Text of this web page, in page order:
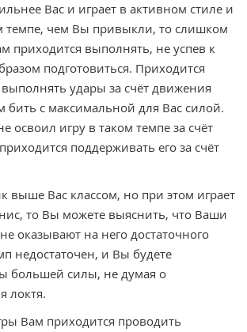
Вас и играет в активном стиле и
темпе, чем Вы привыкли, то слишком
приходится выполнять, не успев к
подготовиться. Приходится
выполнять удары за счёт движения
бить с максимальной для Вас силой.
освоил игру в таком темпе за счёт
поддерживать его за счёт
выше Вас классом, но при этом играет
то Вы можете выяснить, что Ваши
оказывают на него достаточного
недостаточен, и Вы будете
большей силы, не думая о
локтя.
Вам приходится проводить